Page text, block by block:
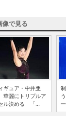
像で見る
ギュア・中井亜
華麗にトリプルア
ル決める 「...